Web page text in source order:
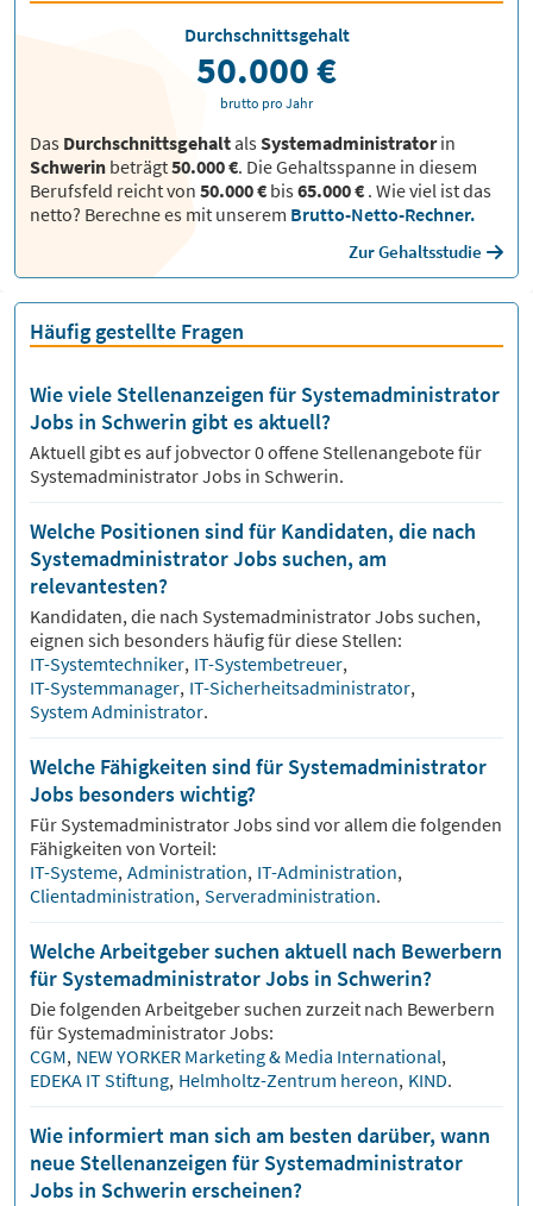
Das DurchschnittsgehaltalsSystemadministratorin
Schwerin beträgt50.000 €. Die Gehaltsspanne in diesem
Berufsfeld reicht von 50.000 € bis65.000 € . Wie viel ist das
netto? Berechne es mit unserem Brutto-Netto-Rechner.
Zur Gehaltsstudie
Durchschnittsgehalt
50.000 €
brutto pro Jahr
Häufig gestellte Fragen
Wie viele Stellenanzeigen für Systemadministrator
Jobs in Schwerin gibt es aktuell?
Aktuell gibt es auf jobvector0offene Stellenangebote für
Systemadministrator Jobs in Schwerin.
Welche Positionen sind für Kandidaten, die nach
Systemadministrator Jobs suchen, am
relevantesten?
Kandidaten, die nach SystemadministratorJobs suchen,
eignen sich besonders häufig für diese Stellen:
IT-Systemtechniker, IT-Systembetreuer,
IT-Systemmanager, IT-Sicherheitsadministrator,
System Administrator.
Welche Fähigkeiten sind für Systemadministrator
Jobs besonders wichtig?
Für SystemadministratorJobs sind vor allem die folgenden
Fähigkeiten von Vorteil:
IT-Systeme, Administration, IT-Administration,
Clientadministration, Serveradministration.
Welche Arbeitgeber suchen aktuell nach Bewerbern
für Systemadministrator Jobs in Schwerin?
Die folgenden Arbeitgeber suchen zurzeit nach Bewerbern
für SystemadministratorJobs:
CGM, NEW YORKER Marketing & Media International,
EDEKA IT Stiftung, Helmholtz-Zentrum hereon, KIND.
Wie informiert man sich am besten darüber, wann
neue Stellenanzeigen für Systemadministrator
Jobs in Schwerin erscheinen?